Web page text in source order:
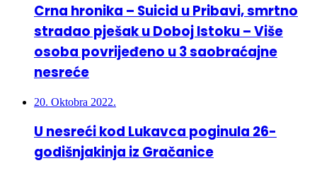
Crna hronika – Suicid u Pribavi, smrtno
stradao pješak u Doboj Istoku – Više
osoba povrijeđeno u 3 saobraćajne
nesreće
20. Oktobra 2022.
U nesreći kod Lukavca poginula 26-
godišnjakinja iz Gračanice